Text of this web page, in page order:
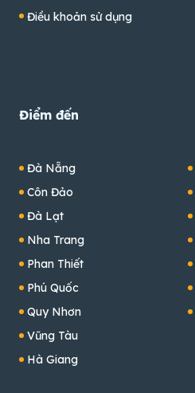
Điều khoản sử dụng
Điểm đến
Đà Nẵng
Côn Đảo
Đà Lạt
Nha Trang
Phan Thiết
Phú Quốc
Quy Nhơn
Vũng Tàu
Hà Giang